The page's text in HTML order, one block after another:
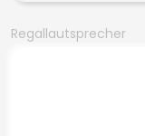
Regallautsprecher